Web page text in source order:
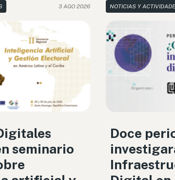
3 AGO 2026
seminario
NOTICIAS Y
Doce